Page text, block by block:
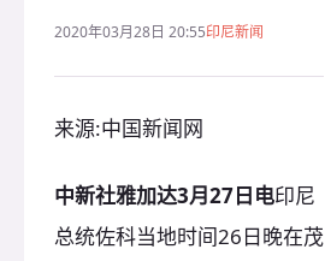
2020年03月28日 20:55印尼新闻
来源:中国新闻网
中新社雅加达3月27日电印尼
总统佐科当地时间26日晚在茂